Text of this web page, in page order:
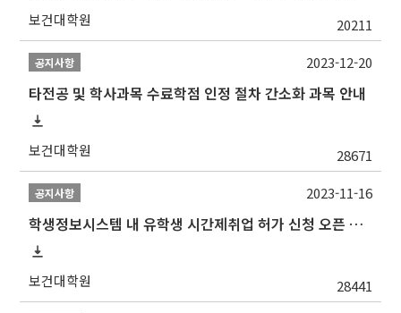
보건대학원 20211
공지사항
타전공 및 학사과목 수료학점 인정 절차 간소화 과목 안내
보건대학원 28671
2023-12-20
공지사항
학생정보시스템 내 유학생 시간제취업 허가 신청 오픈 안내
보건대학원 28441
2023-11-16